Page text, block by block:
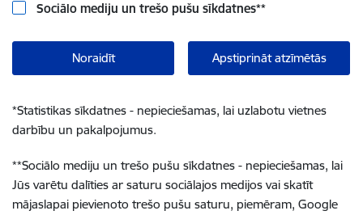
Sociālo mediju un trešo pušu sīkdatnes**
Noraidīt Apstiprināt atzīmētās
*Statistikas sīkdatnes - nepieciešamas, lai uzlabotu vietnes
darbību un pakalpojumus.
**Sociālo mediju un trešo pušu sīkdatnes - nepieciešamas, lai
Jūs varētu dalīties ar saturu sociālajos medijos vai skatīt
mājaslapai pievienoto trešo pušu saturu, piemēram, Google